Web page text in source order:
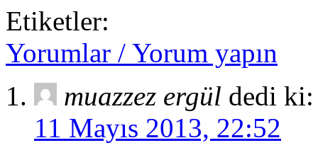
Etiketler:
Yorumlar / Yorum yapın
muazzez ergül dedi ki:
11 Mayıs 2013, 22:52